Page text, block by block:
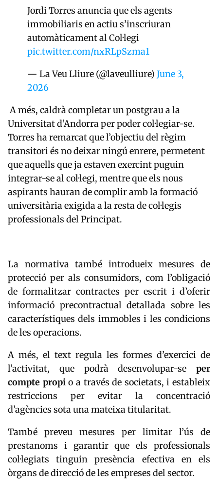
Jordi Torres anuncia que els agents
immobiliaris en actiu s’inscriuran
automàticament al Col·legi
pic.twitter.com/nxRLpSzma1
— La Veu Lliure (@laveulliure) June 3,
2026
A més, caldrà completar un postgrau a la
Universitat d’Andorra per poder col·legiar-se.
Torres ha remarcat que l’objectiu del règim
transitori és no deixar ningú enrere, permetent
que aquells que ja estaven exercint puguin
integrar-se al col·legi, mentre que els nous
aspirants hauran de complir amb la formació
universitària exigida a la resta de col·legis
professionals del Principat.
La normativa també introdueix mesures de
protecció per als consumidors, com l’obligació
de formalitzar contractes per escrit i d’oferir
informació precontractual detallada sobre les
característiques dels immobles i les condicions
de les operacions.
A més, el text regula les formes d’exercici de
l’activitat, que podrà desenvolupar-se per
compte propio a través de societats, i estableix
restriccions per evitar la concentració
d’agències sota una mateixa titularitat.
També preveu mesures per limitar l’ús de
prestanoms i garantir que els professionals
col·legiats tinguin presència efectiva en els
òrgans de direcció de les empreses del sector.